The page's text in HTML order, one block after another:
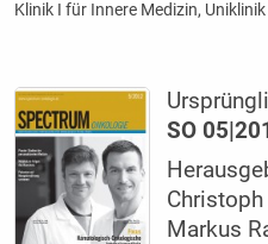
Klinik I für Innere Medizin,
SO
Markus